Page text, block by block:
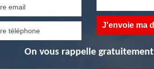
On vous rappelle gratuitement